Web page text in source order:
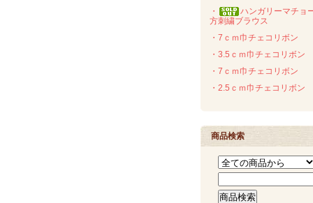
・
ハンガリーマチョ
方刺繍ブラウス
・7ｃｍ巾チェコリボン
・3.5ｃｍ巾チェコリボン
・7ｃｍ巾チェコリボン
・2.5ｃｍ巾チェコリボン
商品検索